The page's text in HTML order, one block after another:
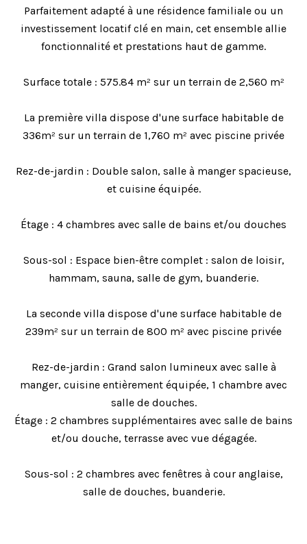
Parfaitement adapté à une résidence familiale ou un
investissement locatif clé en main, cet ensemble allie
fonctionnalité et prestations haut de gamme.
Surface totale : 575.84 m² sur un terrain de 2,560 m²
La première villa dispose d'une surface habitable de
336m² sur un terrain de 1,760 m² avec piscine privée
Rez-de-jardin : Double salon, salle à manger spacieuse,
et cuisine équipée.
Étage : 4 chambres avec salle de bains et/ou douches
Sous-sol : Espace bien-être complet : salon de loisir,
hammam, sauna, salle de gym, buanderie.
La seconde villa dispose d'une surface habitable de
239m² sur un terrain de 800 m² avec piscine privée
Rez-de-jardin : Grand salon lumineux avec salle à
manger, cuisine entièrement équipée, 1 chambre avec
salle de douches.
Étage : 2 chambres supplémentaires avec salle de bains
et/ou douche, terrasse avec vue dégagée.
Sous-sol : 2 chambres avec fenêtres à cour anglaise,
salle de douches, buanderie.